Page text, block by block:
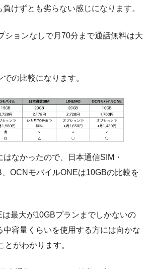
けずとも劣らない感じになります。
ションなしで月70分まで通話無料は大
の比較になります。
なかったので、日本通信SIM・
、OCNモバイルONEは10GBの比較を
最大が10GBプランまでしかないの
中容量くらいを使用する方には向かな
とがわかります。